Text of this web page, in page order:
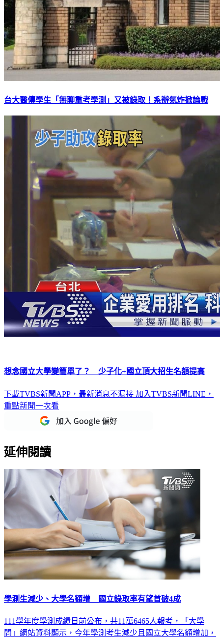
台大醫傳學生「無聊重考學測」又被錄取！系辦氣炸掀論戰
想念國立大學變簡單了？ 少子化+國立頂大招生名額提高
下載TVBS新聞APP，最新消息不漏接 加入TVBS新聞LINE，
重點新聞一次看
延伸閱讀
學測生減少、大學名額增 國立錄取率有望首破4成
111學年度學測成績日前公布，共11萬6465人報考，「大學
問」網站資料顯示，今年學測考生減少且國立大學名額增加，